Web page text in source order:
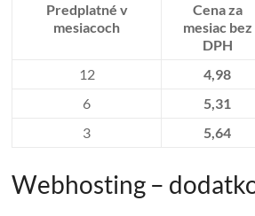
Predplatné v
mesiacoch
Cena za
mesiac bez
DPH
12 4,98
6
5,31
3
5,64
Webhosting –